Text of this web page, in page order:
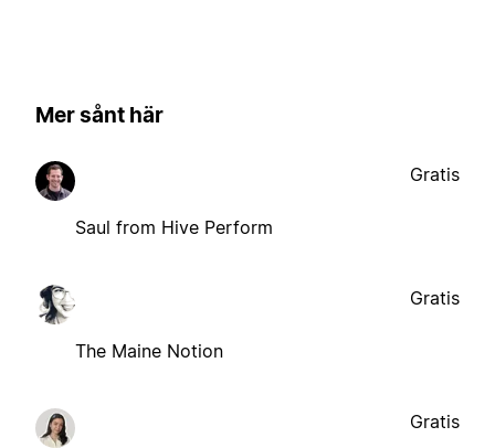
Mer sånt här
Saul from Hive Perform
Gratis
The Maine Notion
Gratis
Gratis